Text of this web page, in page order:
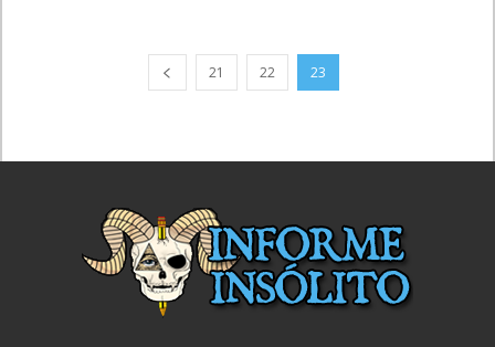
21 22 23